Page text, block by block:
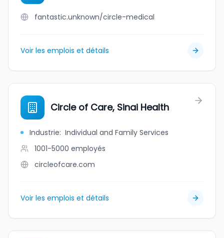
fantastic.unknown/circle-medical
Voir les emplois et détails
Circle of Care, Sinai Health
Industrie: Individual and Family Services
1001-5000 employés
circleofcare.com
Voir les emplois et détails